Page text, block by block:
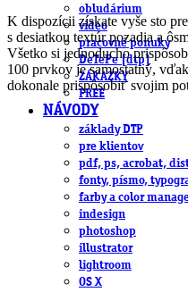
obludárium
video
pracovné ponuky
DeTePe [dtp]
ZÁKAZKY
FREE
NÁVODY
základy DTP
pre klientov
pdf, ps, acrobat,
fonty, písmo,
farby a color
indesign
photoshop
illustrator
lightroom
OS X
K dispozícii získate vyše sto
s desiatkou textúr pozadia a
Všetko si jednoducho
100 prvkov je samostatný,
dokonale prispôsobiť svojim